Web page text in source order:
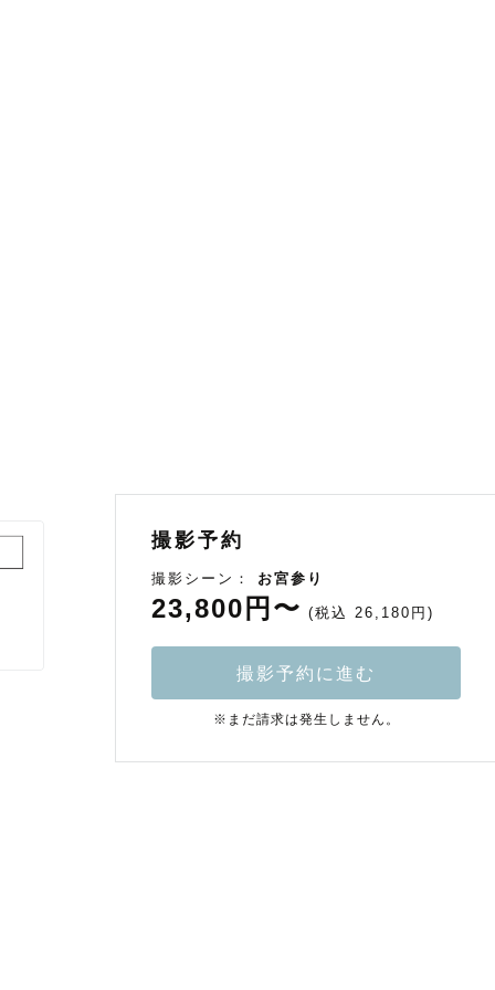
撮影予約
撮影シーン： お宮参り
23,800円〜 (税込 26,180円)
撮影予約に進む
※まだ請求は発生しません。